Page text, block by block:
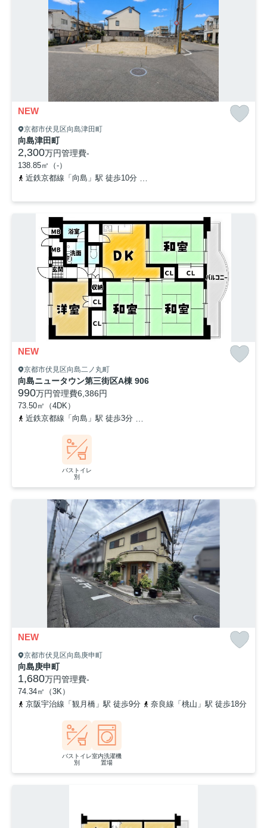
NEW
京都市伏見区向島津田町
向島津田町
2,300万円管理費-
138.85㎡（-）
近鉄京都線「向島」駅 徒歩10分
NEW
京都市伏見区向島二ノ丸町
向島ニュータウン第三街区A棟 906
990万円管理費6,386円
73.50㎡（4DK）
近鉄京都線「向島」駅 徒歩3分
バストイレ
別
NEW
京都市伏見区向島庚申町
向島庚申町
1,680万円管理費-
74.34㎡（3K）
京阪宇治線「観月橋」駅 徒歩9分
奈良線「桃山」駅 徒歩18分
バストイレ
別
室内洗濯機
置場